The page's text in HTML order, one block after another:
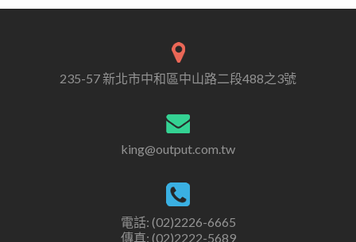
235-57 新北市中和區中山路二段488之3號
king@output.com.tw
電話: (02)2226-6665
傳真: (02)2222-5689